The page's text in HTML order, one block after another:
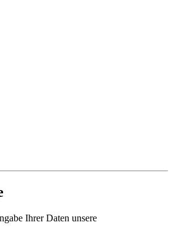
Ihrer Daten unsere